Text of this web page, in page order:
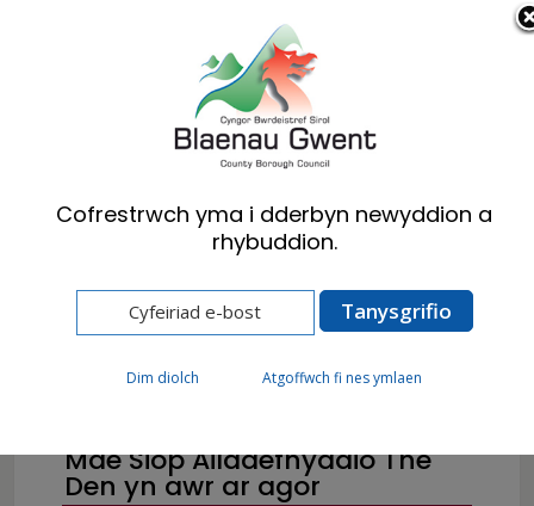
Cymraeg English
Preswylwyr
Gwastraff ac Ailgylchu
ailddefnyddio
Mae Siop Ailddefnyddio The
Den yn awr ar agor
Cofrestrwch yma i dderbyn newyddion a
rhybuddion.
Dim diolch Atgoffwch fi nes ymlaen